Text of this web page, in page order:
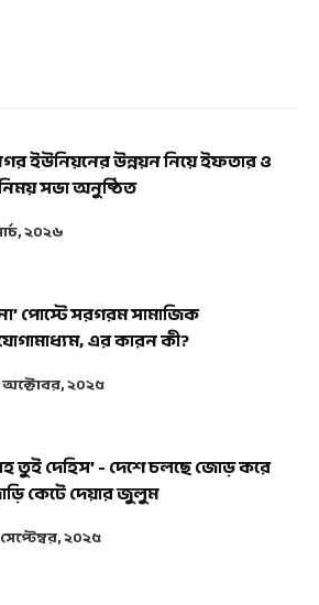
ইউনিয়নের উন্নয়ন নিয়ে ইফতার ও
সভা অনুষ্ঠিত
২০২৬
পোস্টে সরগরম সামাজিক
এর কারন কী?
২০২৫
তুই দেহিস’ - দেশে চলছে জোড় করে
কেটে দেয়ার জুলুম
২০২৫